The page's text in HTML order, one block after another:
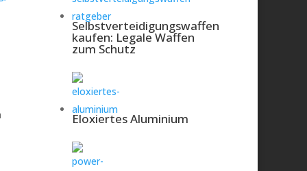
Selbstverteidigungswaffen
kaufen: Legale Waffen
zum Schutz
Eloxiertes Aluminium